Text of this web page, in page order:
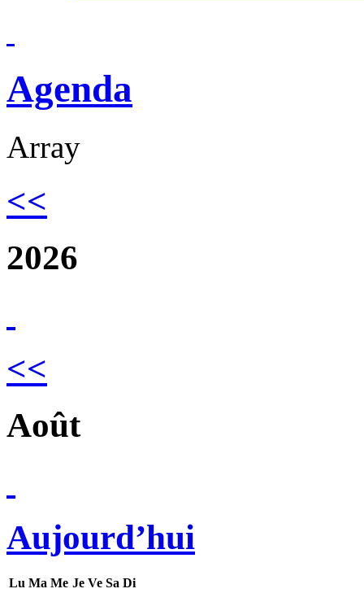
Agenda
Array
<<
2026
<<
Août
Aujourd’hui
Lu Ma Me Je Ve Sa Di